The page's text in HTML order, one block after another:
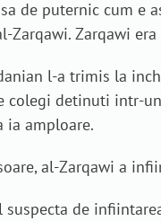
de puternic cum e
Zarqawi. Zarqawi
l-a trimis la
colegi detinuti intr-
ia amploare.
al-Zarqawi a
suspecta de